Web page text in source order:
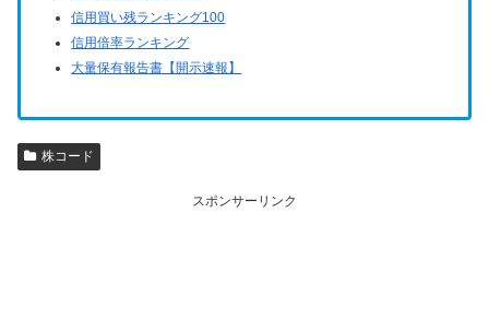
信用買い残ランキング100
信用倍率ランキング
大量保有報告書【開示速報】
株コード
スポンサーリンク